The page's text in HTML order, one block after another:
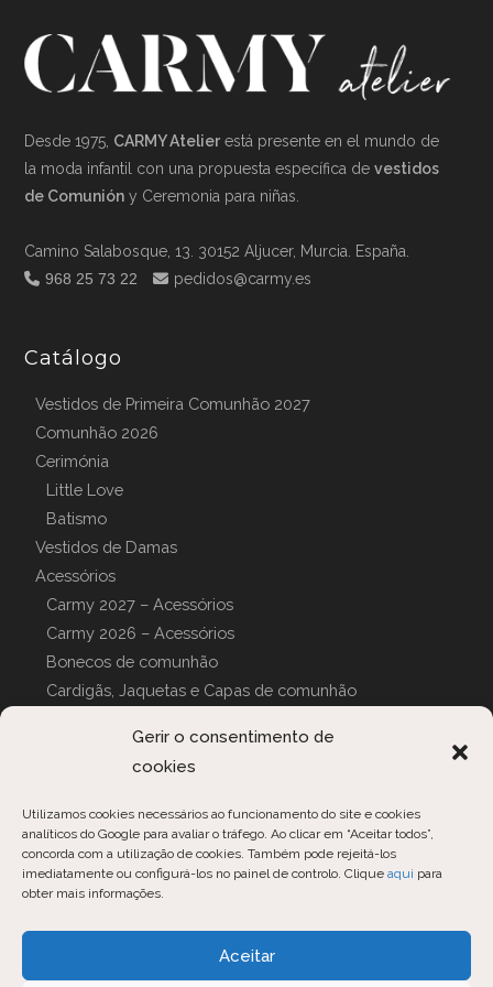
Gerir o consentimento de
cookies
Utilizamos cookies necessários ao funcionamento do site e cookies
analíticos do Google para avaliar o tráfego. Ao clicar em “Aceitar todos”,
concorda com a utilização de cookies. Também pode rejeitá-los
imediatamente ou configurá-los no painel de controlo. Clique aqui para
obter mais informações.
Aceitar
Desde 1975, CARMY Atelier está presente en el mundo de
la moda infantil con una propuesta específica devestidos
de Comunión y Ceremonia para niñas.
Camino Salabosque, 13. 30152 Aljucer, Murcia. España.
968 25 73 22
pedidos@carmy.es
Catálogo
Vestidos de Primeira Comunhão 2027
Comunhão 2026
Cerimónia
Little Love
Batismo
Vestidos de Damas
Acessórios
Carmy 2027 – Acessórios
Carmy 2026 – Acessórios
Bonecos de comunhão
Cardigãs, Jaquetas e Capas de comunhão
Pijamas e Roupões
in
in
in